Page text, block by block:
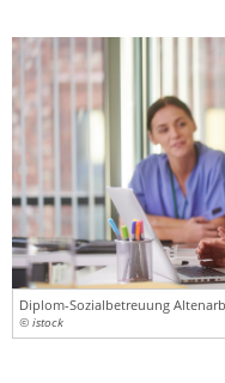
Diplom-Sozialbetreuung
© istock